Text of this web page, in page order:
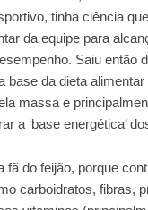
tinha ciência
da equipe para
Saiu então
base da dieta alimentar
massa e
a ‘base energética’
fã do feijão, porque
carboidratos, fibras,